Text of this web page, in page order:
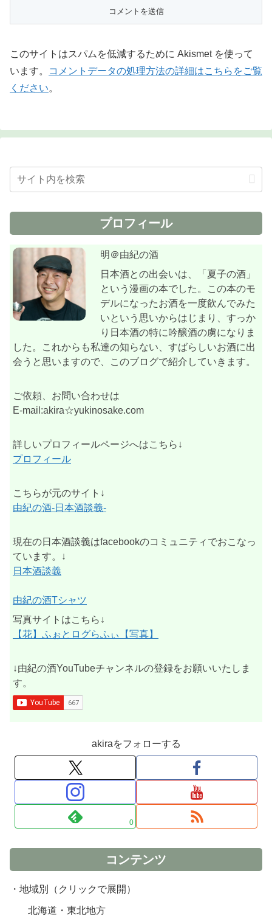
このサイトはスパムを低減するために Akismet を使って
います。
コメントデータの処理方法の詳細はこちらをご覧
ください。
プロフィール
明＠由紀の酒
日本酒との出会いは、「夏子の酒」
という漫画の本でした。この本のモ
デルになったお酒を一度飲んでみた
いという思いからはじまり、すっか
り日本酒の特に吟醸酒の虜になりま
した。これからも私達の知らない、すばらしいお酒に出
会うと思いますので、このブログで紹介していきます。
ご依頼、お問い合わせは
E-mail:akira☆yukinosake.com
詳しいプロフィールページへはこちら↓
プロフィール
こちらが元のサイト↓
由紀の酒-日本酒談義-
現在の日本酒談義はfacebookのコミュニティでおこなっ
ています。↓
日本酒談義
由紀の酒Tシャツ
写真サイトはこちら↓
【花】ふぉとログらふぃ【写真】
↓由紀の酒YouTubeチャンネルの登録をお願いいたしま
す。
akiraをフォローする
0
コンテンツ
・地域別（クリックで展開）
北海道・東北地方